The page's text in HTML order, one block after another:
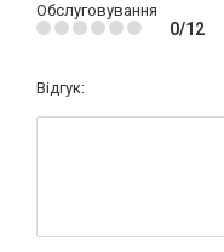
Обслуговування
0/12
Відгук: